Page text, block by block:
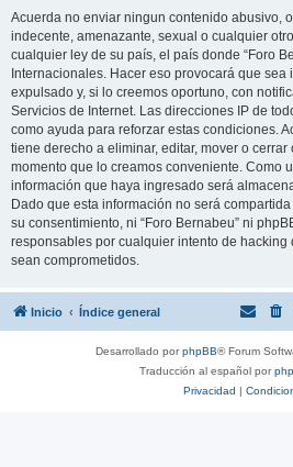
Acuerda no enviar ningun contenido abusivo,
indecente, amenazante, sexual o cualquier
cualquier ley de su país, el país donde “Foro
Internacionales. Hacer eso provocará que
expulsado y, si lo creemos oportuno, con
Servicios de Internet. Las direcciones IP de
como ayuda para reforzar estas condiciones.
tiene derecho a eliminar, editar, mover o
momento que lo creamos conveniente. Como
información que haya ingresado será
Dado que esta información no será
su consentimiento, ni “Foro Bernabeu” ni
responsables por cualquier intento de
sean comprometidos.
Inicio Índice general
Desarrollado porphpBB® Forum
Traducción al español por
Privacidad |